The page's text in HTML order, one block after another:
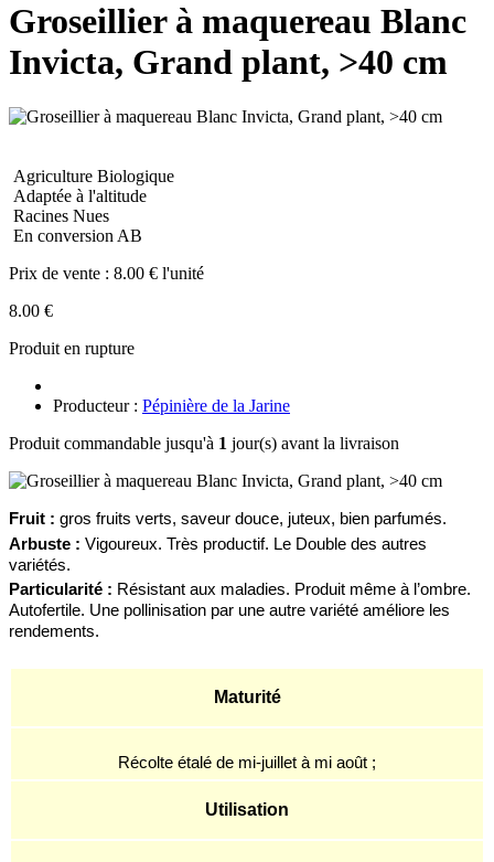
Groseillier à maquereau Blanc
Invicta, Grand plant, >40 cm
Agriculture Biologique
Adaptée à l'altitude
Racines Nues
En conversion AB
Prix de vente : 8.00 € l'unité
8.00 €
Produit en rupture
Producteur : Pépinière de la Jarine
Produit commandable jusqu'à 1 jour(s) avant la livraison
Fruit : gros fruits verts, saveur douce, juteux, bien parfumés.
Arbuste : Vigoureux. Très productif. Le Double des autres
variétés.
Particularité : Résistant aux maladies. Produit même à l’ombre.
Autofertile. Une pollinisation par une autre variété améliore les
rendements.
Maturité
Récolte étalé de mi-juillet à mi août ;
Utilisation